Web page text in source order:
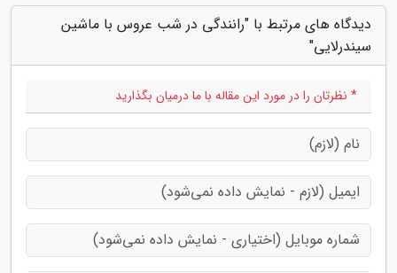
دیدگاه های مرتبط با "رانندگی در شب عروس با ماشین
سیندرلایی"
* نظرتان را در مورد این مقاله با ما درمیان بگذارید